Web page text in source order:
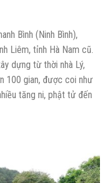
Bình (Ninh Bình),
Liêm, tỉnh Hà Nam cũ.
dựng từ thời nhà Lý,
100 gian, được coi như
tăng ni, phật tử đến